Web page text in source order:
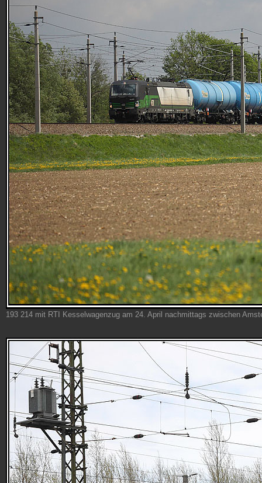
193 214 mit RTI Kesselwagenzug am 24. April nachmittags zwischen